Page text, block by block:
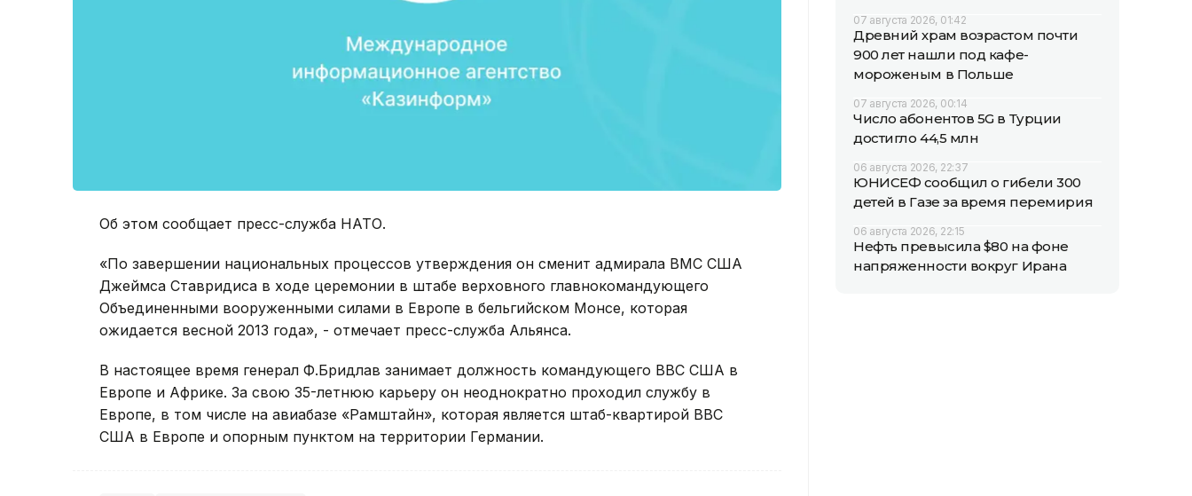
Об этом сообщает пресс-служба НАТО.
«По завершении национальных процессов утверждения он сменит адмирала ВМС США
Джеймса Ставридиса в ходе церемонии в штабе верховного главнокомандующего
Объединенными вооруженными силами в Европе в бельгийском Монсе, которая
ожидается весной 2013 года», - отмечает пресс-служба Альянса.
В настоящее время генерал Ф.Бридлав занимает должность командующего ВВС США в
Европе и Африке. За свою 35-летнюю карьеру он неоднократно проходил службу в
Европе, в том числе на авиабазе «Рамштайн», которая является штаб-квартирой ВВС
США в Европе и опорным пунктом на территории Германии.
07 августа 2026, 01:42
Древний храм возрастом почти
900 лет нашли под кафе-
мороженым в Польше
07 августа 2026, 00:14
Число абонентов 5G в Турции
достигло 44,5 млн
06 августа 2026, 22:37
ЮНИСЕФ сообщил о гибели 300
детей в Газе за время перемирия
06 августа 2026, 22:15
Нефть превысила $80 на фоне
напряженности вокруг Ирана